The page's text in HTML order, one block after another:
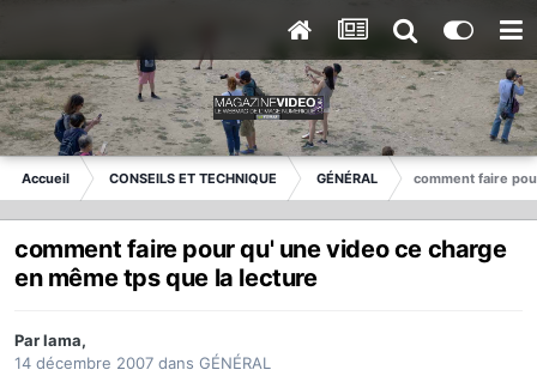
Accueil CONSEILS ET TECHNIQUE GÉNÉRAL comment faire
comment faire pour qu' une video ce charge
en même tps que la lecture
Parlama,
14 décembre 2007 dans GÉNÉRAL